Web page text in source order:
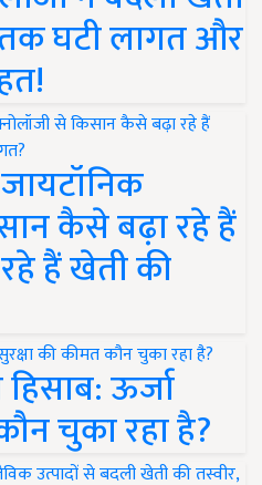
घटी लागत और
कैसे बढ़ा रहे हैं
हैं खेती की
ऊर्जा
चुका रहा है?